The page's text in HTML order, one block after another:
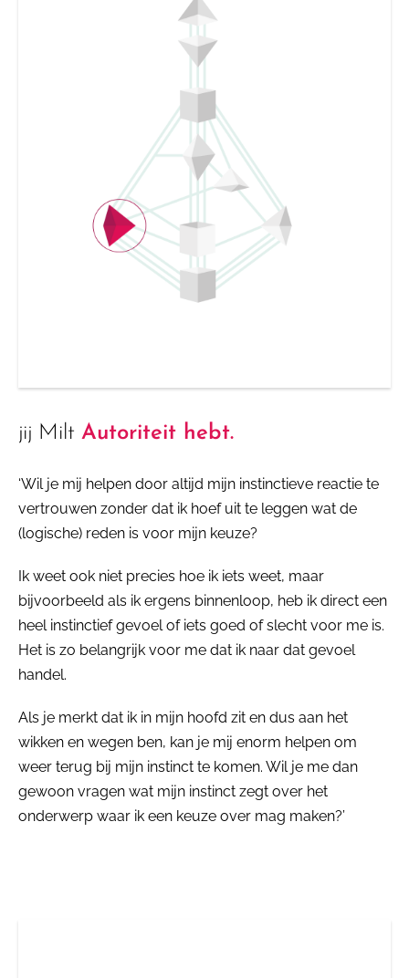
jij Milt Autoriteit hebt.
‘Wil je mij helpen door altijd mijn instinctieve reactie te
vertrouwen zonder dat ik hoef uit te leggen wat de
(logische) reden is voor mijn keuze?
Ik weet ook niet precies hoe ik iets weet, maar
bijvoorbeeld als ik ergens binnenloop, heb ik direct een
heel instinctief gevoel of iets goed of slecht voor me is.
Het is zo belangrijk voor me dat ik naar dat gevoel
handel.
Als je merkt dat ik in mijn hoofd zit en dus aan het
wikken en wegen ben, kan je mij enorm helpen om
weer terug bij mijn instinct te komen. Wil je me dan
gewoon vragen wat mijn instinct zegt over het
onderwerp waar ik een keuze over mag maken?’